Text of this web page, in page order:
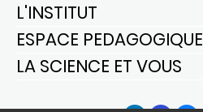
L'INSTITUT
ESPACE PEDAGOGIQUE
LA SCIENCE ET VOUS